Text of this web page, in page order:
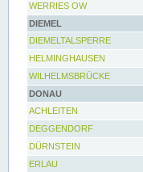
WERRIES OW
DIEMEL
DIEMELTALSPERRE
HELMINGHAUSEN
WILHELMSBRÜCKE
DONAU
ACHLEITEN
DEGGENDORF
DÜRNSTEIN
ERLAU